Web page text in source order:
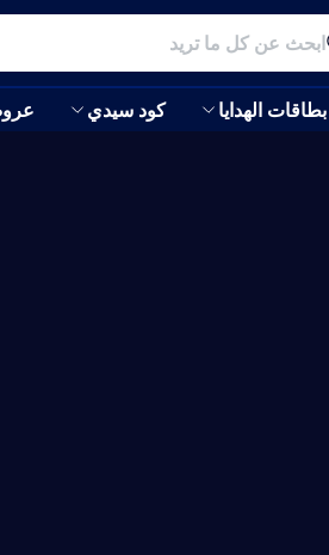
بطاقات الهدايا كود سيدي